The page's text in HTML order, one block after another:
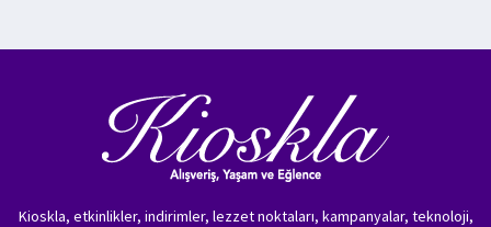
Kioskla, etkinlikler, indirimler, lezzet noktaları, kampanyalar, teknoloji,